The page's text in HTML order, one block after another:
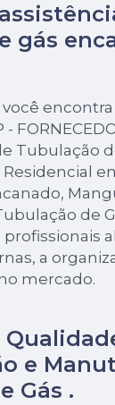
gás
você
-
Tubulação
de
profissionais
a
mercado.
e
Gás .